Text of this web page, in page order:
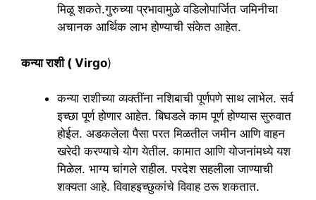
मिळू शकते.गुरुच्या प्रभावामुळे वडिलोपार्जित जमिनीचा
अचानक आर्थिक लाभ होण्याची संकेत आहेत.
कन्या राशी ( Virgo)
कन्या राशीच्या व्यक्तींना नशिबाची पूर्णपणे साथ लाभेल. सर्व
इच्छा पूर्ण होणार आहेत. बिघडले काम पूर्ण होण्यास सुरुवात
होईल. अडकलेला पैसा परत मिळतील जमीन आणि वाहन
खरेदी करण्याचे योग येतील. कामात आणि योजनांमध्ये यश
मिळेल. भाग्य चांगले राहील. परदेश सहलीला जाण्याची
शक्यता आहे. विवाहइच्छुकांचे विवाह ठरू शकतात.